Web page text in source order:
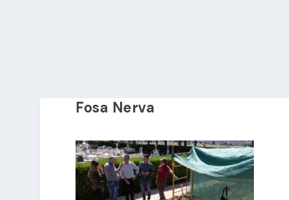
Fosa Nerva